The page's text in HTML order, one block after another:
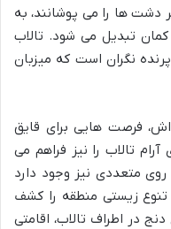
ها را می پوشانند، به
تبدیل می شود. تالاب
نگران است که میزبان
اش، فرصت هایی برای قایق
تالاب را نیز فراهم می
متعددی نیز وجود دارد
زیستی منطقه را کشف
در اطراف تالاب، اقامتی